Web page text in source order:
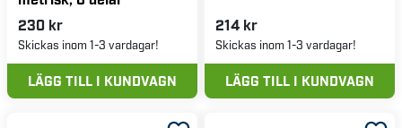
230 kr
Skickas inom 1-3 vardagar!
LÄGG TILL I KUNDVAGN
214 kr
Skickas inom 1-3 vardagar!
LÄGG TILL I KUNDVAGN